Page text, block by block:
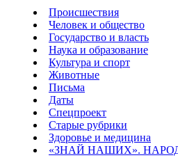
Происшествия
Человек и общество
Государство и власть
Наука и образование
Культура и спорт
Животные
Письма
Даты
Спецпроект
Старые рубрики
Здоровье и медицина
«ЗНАЙ НАШИХ».